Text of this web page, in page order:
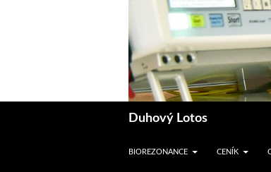
Duhový Lotos
BIOREZONANCE CENÍK